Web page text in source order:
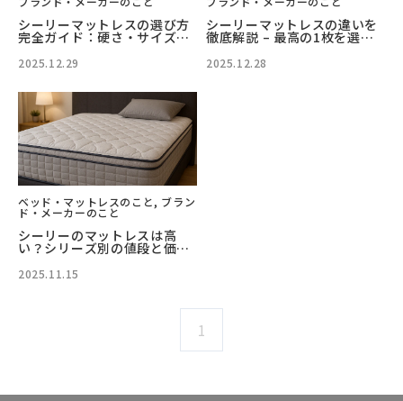
シーリーマットレスの選び方
完全ガイド：硬さ・サイズ・
2025.12.29
シーリーマットレスの違いを
徹底解説 – 最高の1枚を選ぶ
2025.12.28
ベッド・マットレスのこと, ブラン
ド・メーカーのこと
シーリーのマットレスは高
い？シリーズ別の値段と価格
2025.11.15
1